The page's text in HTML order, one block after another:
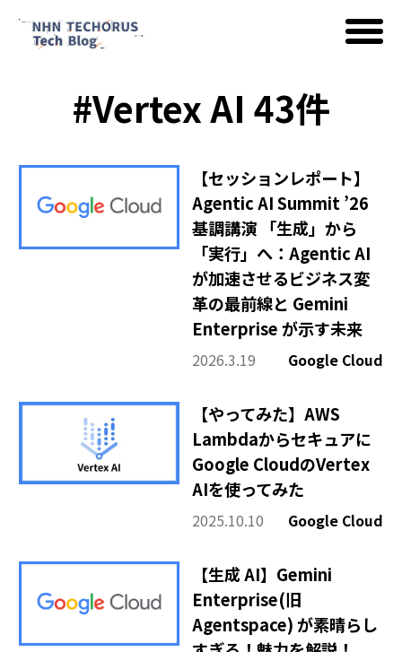
AWS
Google Cloud
イベント
その他
#Vertex AI 43件
【セッションレポート】
Agentic AI Summit ’26
基調講演 「生成」から
「実行」へ：Agentic AI
が加速させるビジネス変
革の最前線と Gemini
Enterprise が示す未来
2026.3.19 Google Cloud
【やってみた】AWS
Lambdaからセキュアに
Google CloudのVertex
AIを使ってみた
2025.10.10 Google Cloud
【生成 AI】Gemini
Enterprise(旧
Agentspace) が素晴らし